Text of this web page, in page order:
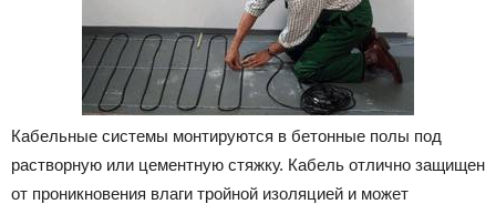
Кабельные системы монтируются в бетонные полы под
растворную или цементную стяжку. Кабель отлично защищен
от проникновения влаги тройной изоляцией и может